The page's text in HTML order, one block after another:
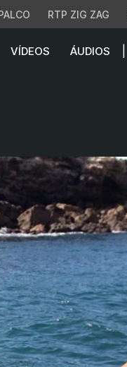
RTP ZIG ZAG
VÍDEOS ÁUDIOS